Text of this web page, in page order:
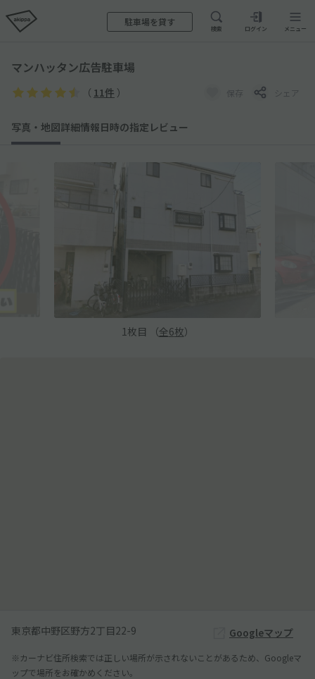
駐車場を貸す
検索 ログイン メニュー
マンハッタン広告駐車場
（ 11件 ） 保存 シェア
写真・地図詳細情報日時の指定 レビュー
1 枚目 （全6枚）
東京都中野区野方2丁目22-9 Googleマップ
※カーナビ住所検索では正しい場所が示されないことがあるため、Googleマ
ップで場所をお確かめください。